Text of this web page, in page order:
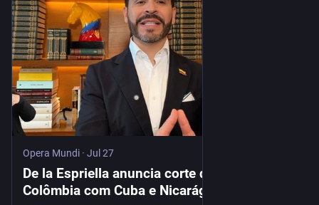
Opera Mundi · Jul 27
De la Espriella anuncia corte de relações da
Colômbia com Cuba e Nicarágua